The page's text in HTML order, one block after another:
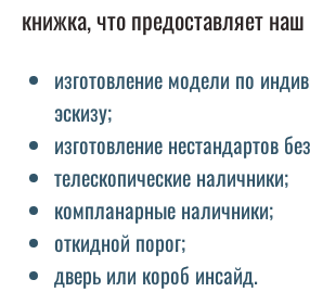
книжка, что предоставляет наш
изготовление модели по
эскизу;
изготовление нестандартов
телескопические наличники;
компланарные наличники;
откидной порог;
дверь или короб инсайд.